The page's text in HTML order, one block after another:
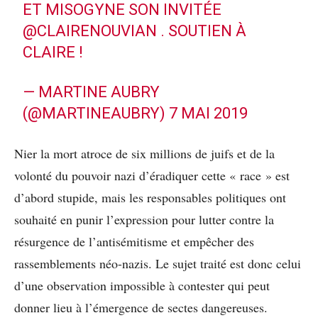
ET MISOGYNE SON INVITÉE
@CLAIRENOUVIAN . SOUTIEN À
CLAIRE !
— MARTINE AUBRY
(@MARTINEAUBRY) 7 MAI 2019
Nier la mort atroce de six millions de juifs et de la
volonté du pouvoir nazi d’éradiquer cette « race » est
d’abord stupide, mais les responsables politiques ont
souhaité en punir l’expression pour lutter contre la
résurgence de l’antisémitisme et empêcher des
rassemblements néo-nazis. Le sujet traité est donc celui
d’une observation impossible à contester qui peut
donner lieu à l’émergence de sectes dangereuses.